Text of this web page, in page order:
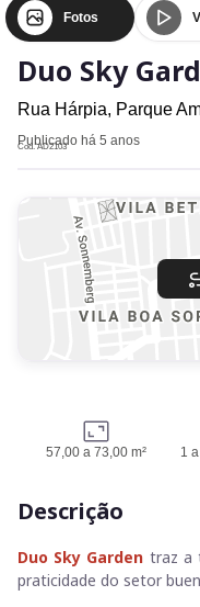
Fotos
Duo Sky
Rua Hárpia, Parque
Publicado há 5 anos
Cod. AD2103
57,00 a 73,00 m² 1
Descrição
Duo Sky Garden traz a
praticidade do setor